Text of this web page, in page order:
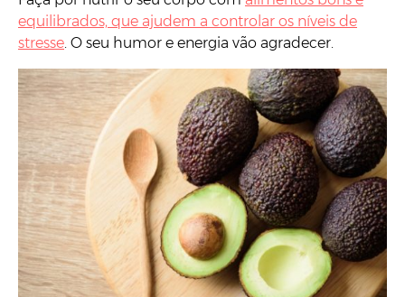
equilibrados, que ajudem a controlar os níveis de
stresse . O seu humor e energia vão agradecer.